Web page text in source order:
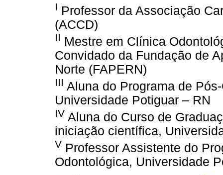
I Professor da Associação
(ACCD)
II Mestre em Clínica
Convidado da Fundação de
Norte (FAPERN)
III Aluna do Programa de
Universidade Potiguar – RN
IV Aluna do Curso de
iniciação científica,
V Professor Assistente do
Odontológica, Universidade